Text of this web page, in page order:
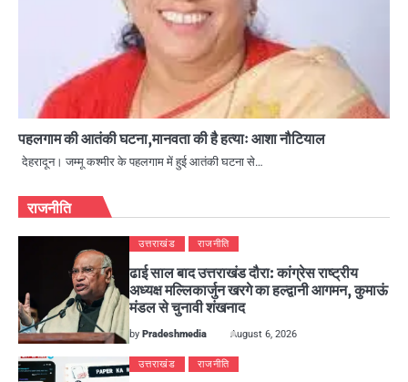
पहलगाम की आतंकी घटना,मानवता की है हत्याः आशा नौटियाल
देहरादून। जम्मू कश्मीर के पहलगाम में हुई आतंकी घटना से…
राजनीति
उत्तराखंड राजनीति
ढाई साल बाद उत्तराखंड दौरा: कांग्रेस राष्ट्रीय
अध्यक्ष मल्लिकार्जुन खरगे का हल्द्वानी आगमन, कुमाऊं
मंडल से चुनावी शंखनाद
byPradeshmedia August 6, 2026
उत्तराखंड राजनीति